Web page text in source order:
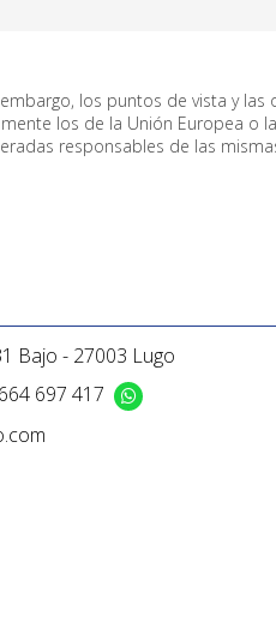
los puntos de vista y
los de la Unión Europea o
responsables de las
Bajo - 27003 Lugo
697 417